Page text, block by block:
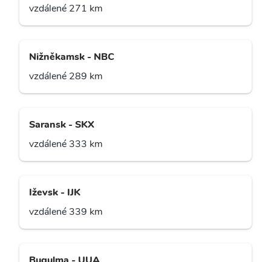
vzdálené 271 km
Nižněkamsk - NBC
vzdálené 289 km
Saransk - SKX
vzdálené 333 km
Iževsk - IJK
vzdálené 339 km